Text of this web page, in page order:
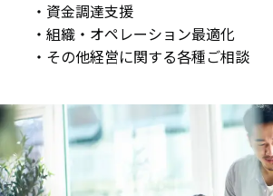
・資金調達支援
・組織・オペレーション最適化
・その他経営に関する各種ご相談